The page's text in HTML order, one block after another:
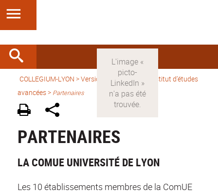
COLLEGIUM-LYON >Version française> Un Institut d’études
avancées > Partenaires
PARTENAIRES
LA COMUE UNIVERSITÉ DE LYON
Les 10 établissements membres de la ComUE